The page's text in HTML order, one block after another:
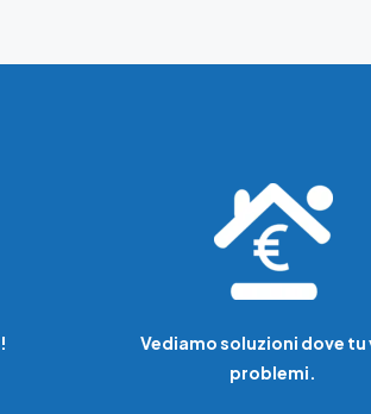
Vediamo soluzioni dove tu
problemi.